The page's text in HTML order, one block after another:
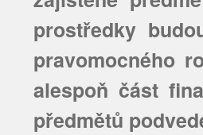
prostředky
pravomocného
alespoň část
předmětů